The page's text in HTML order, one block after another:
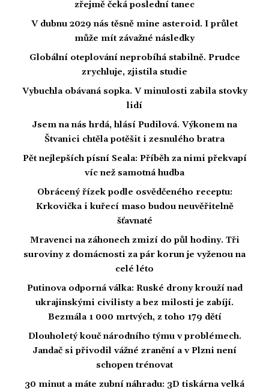
zřejmě čeká poslední tanec
V dubnu 2029 nás těsně mine asteroid. I průlet
může mít závažné následky
Globální oteplování neprobíhá stabilně. Prudce
zrychluje, zjistila studie
Vybuchla obávaná sopka. V minulosti zabila stovky
lidí
Jsem na nás hrdá, hlásí Pudilová. Výkonem na
Štvanici chtěla potěšit i zesnulého bratra
Pět nejlepších písní Seala: Příběh za nimi překvapí
víc než samotná hudba
Obrácený řízek podle osvědčeného receptu:
Krkovička i kuřecí maso budou neuvěřitelně
šťavnaté
Mravenci na záhonech zmizí do půl hodiny. Tři
suroviny z domácnosti za pár korun je vyženou na
celé léto
Putinova odporná válka: Ruské drony krouží nad
ukrajinskými civilisty a bez milosti je zabíjí.
Bezmála 1 000 mrtvých, z toho 179 dětí
Dlouholetý kouč národního týmu v problémech.
Jandač si přivodil vážné zranění a v Plzni není
schopen trénovat
30 minut a máte zubní náhradu: 3D tiskárna velká